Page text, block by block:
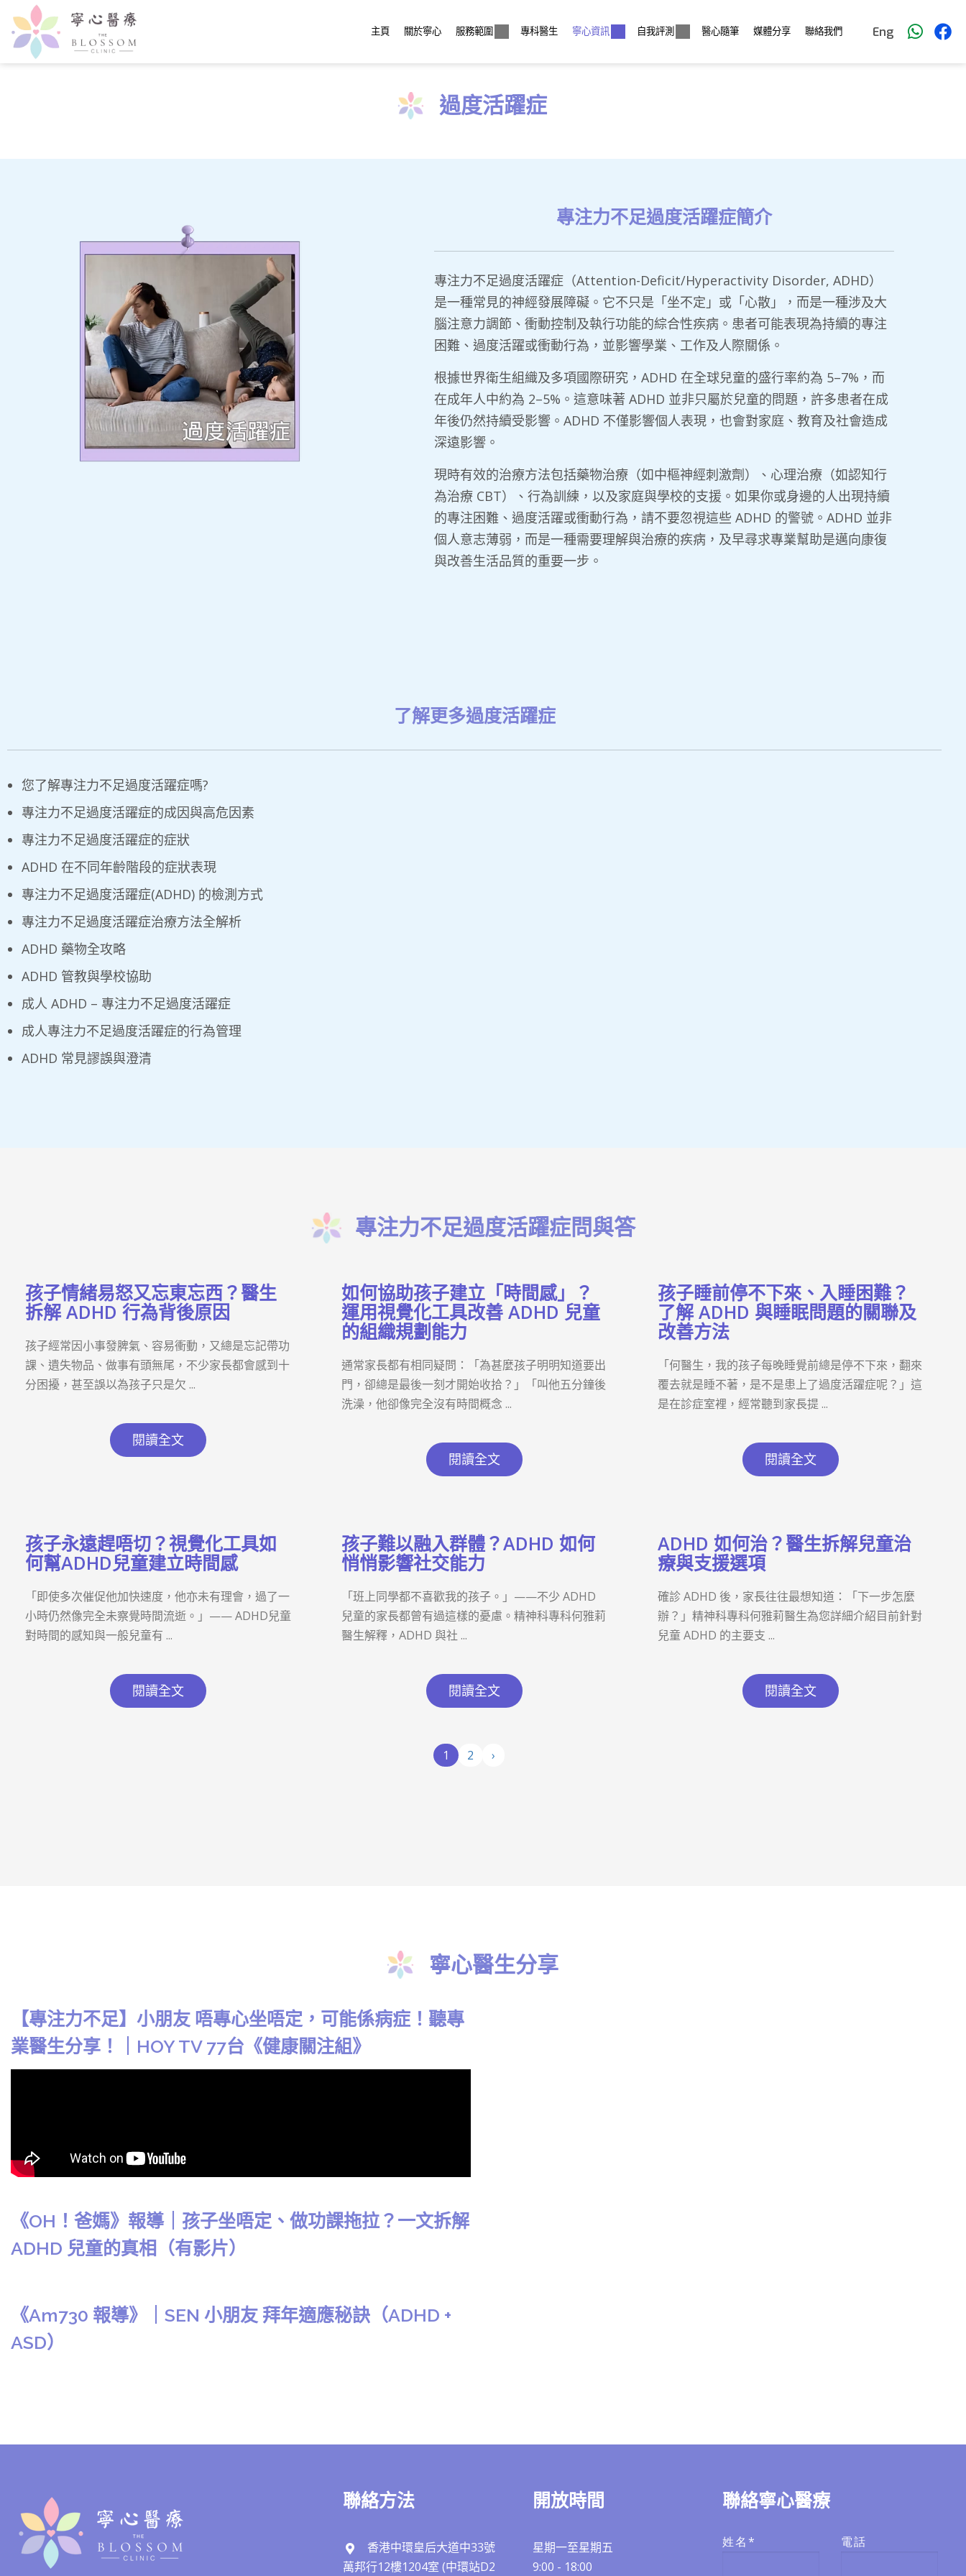
主頁 關於寧心 服務範圍 專科醫生 寧心資訊 自我評測 醫心隨筆 媒體分享 聯絡我們 Eng
過度活躍症
專注力不足過度活躍症簡介
專注力不足過度活躍症（Attention-Deficit/Hyperactivity Disorder, ADHD）
是一種常見的神經發展障礙。它不只是「坐不定」或「心散」，而是一種涉及大
腦注意力調節、衝動控制及執行功能的綜合性疾病。患者可能表現為持續的專注
困難、過度活躍或衝動行為，並影響學業、工作及人際關係。
根據世界衛生組織及多項國際研究，ADHD 在全球兒童的盛行率約為 5–7%，而
在成年人中約為 2–5%。這意味著 ADHD 並非只屬於兒童的問題，許多患者在成
年後仍然持續受影響。ADHD 不僅影響個人表現，也會對家庭、教育及社會造成
深遠影響。
現時有效的治療方法包括藥物治療（如中樞神經刺激劑）、心理治療（如認知行
為治療 CBT）、行為訓練，以及家庭與學校的支援。如果你或身邊的人出現持續
的專注困難、過度活躍或衝動行為，請不要忽視這些 ADHD 的警號。ADHD 並非
個人意志薄弱，而是一種需要理解與治療的疾病，及早尋求專業幫助是邁向康復
與改善生活品質的重要一步。
了解更多過度活躍症
您了解專注力不足過度活躍症嗎?
專注力不足過度活躍症的成因與高危因素
專注力不足過度活躍症的症狀
ADHD 在不同年齡階段的症狀表現
專注力不足過度活躍症(ADHD) 的檢測方式
專注力不足過度活躍症治療方法全解析
ADHD 藥物全攻略
ADHD 管教與學校協助
成人 ADHD – 專注力不足過度活躍症
成人專注力不足過度活躍症的行為管理
ADHD 常見謬誤與澄清
專注力不足過度活躍症問與答
孩子情緒易怒又忘東忘西？醫生
拆解 ADHD 行為背後原因
孩子經常因小事發脾氣、容易衝動，又總是忘記帶功
課、遺失物品、做事有頭無尾，不少家長都會感到十
分困擾，甚至誤以為孩子只是欠 ...
閱讀全文
如何協助孩子建立「時間感」？
運用視覺化工具改善 ADHD 兒童
的組織規劃能力
通常家長都有相同疑問：「為甚麼孩子明明知道要出
門，卻總是最後一刻才開始收拾？」「叫他五分鐘後
洗澡，他卻像完全沒有時間概念 ...
閱讀全文
孩子睡前停不下來、入睡困難？
了解 ADHD 與睡眠問題的關聯及
改善方法
「何醫生，我的孩子每晚睡覺前總是停不下來，翻來
覆去就是睡不著，是不是患上了過度活躍症呢？」這
是在診症室裡，經常聽到家長提 ...
閱讀全文
孩子永遠趕唔切？視覺化工具如
何幫ADHD兒童建立時間感
「即使多次催促他加快速度，他亦未有理會，過了一
小時仍然像完全未察覺時間流逝。」—— ADHD兒童
對時間的感知與一般兒童有 ...
閱讀全文
孩子難以融入群體？ADHD 如何
悄悄影響社交能力
「班上同學都不喜歡我的孩子。」——不少 ADHD
兒童的家長都曾有過這樣的憂慮。精神科專科何雅莉
醫生解釋，ADHD 與社 ...
閱讀全文
ADHD 如何治？醫生拆解兒童治
療與支援選項
確診 ADHD 後，家長往往最想知道：「下一步怎麼
辦？」精神科專科何雅莉醫生為您詳細介紹目前針對
兒童 ADHD 的主要支 ...
閱讀全文
1 2 ›
寧心醫生分享
【專注力不足】小朋友 唔專心坐唔定，可能係病症！聽專
業醫生分享！｜HOY TV 77台《健康關注組》
《OH！爸媽》報導｜孩子坐唔定、做功課拖拉？一文拆解
ADHD 兒童的真相（有影片）
《Am730 報導》｜SEN 小朋友 拜年適應秘訣（ADHD +
ASD）
聯絡方法
香港中環皇后大道中33號
萬邦行12樓1204室 (中環站D2
開放時間
星期一至星期五
9:00 - 18:00
聯絡寧心醫療
姓名* 電話